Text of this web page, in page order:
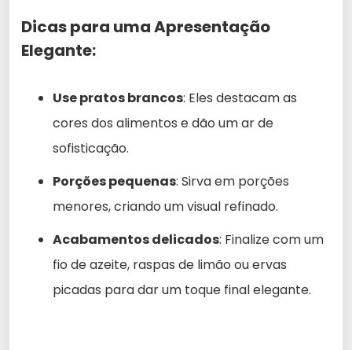
Dicas para uma Apresentação
Elegante:
Use pratos brancos: Eles destacam as
cores dos alimentos e dão um ar de
sofisticação.
Porções pequenas: Sirva em porções
menores, criando um visual refinado.
Acabamentos delicados: Finalize com um
fio de azeite, raspas de limão ou ervas
picadas para dar um toque final elegante.